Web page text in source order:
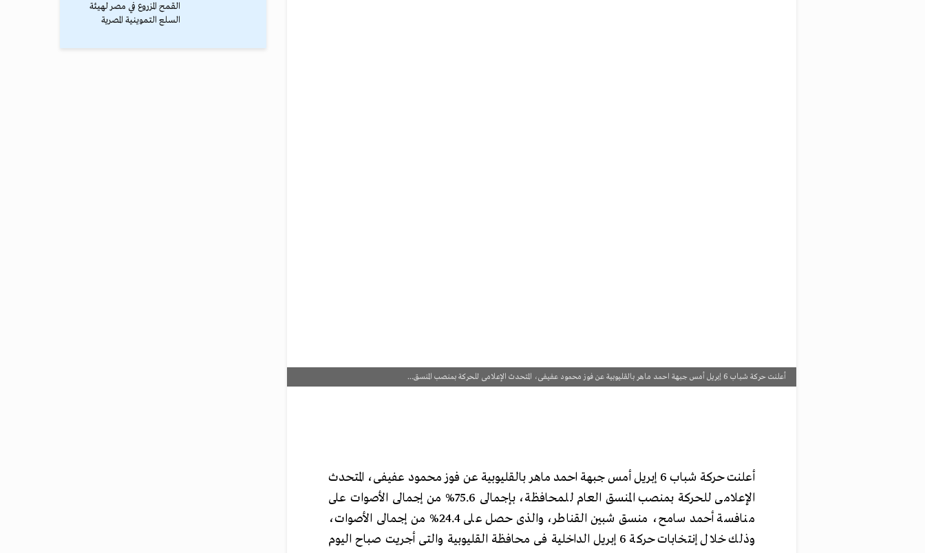
أعلنت حركة شباب 6 إبريل أمس جبهة احمد ماهر بالقليوبية عن فوز محمود عفيفى، المتحدث الإعلامى للحركة بمنصب المنسق...
أعلنت حركة شباب 6 إبريل أمس جبهة احمد ماهر بالقليوبية عن فوز محمود عفيفى، المتحدث
الإعلامى للحركة بمنصب المنسق العام للمحافظة، بإجمالى 75.6% من إجمالى الأصوات على
منافسة أحمد سامح، منسق شبين القناطر، والذى حصل على 24.4% من إجمالى الأصوات،
وذلك خلال إنتخابات حركة 6 إبريل الداخلية فى محافظة القليوبية والتى أجريت صباح اليوم
القمح المزروع في مصر لهيئة
السلع التموينية المصرية